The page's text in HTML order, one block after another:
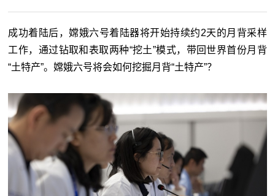
成功着陆后，嫦娥六号着陆器将开始持续约2天的月背采样
工作，通过钻取和表取两种“挖土”模式，带回世界首份月背
“土特产”。嫦娥六号将会如何挖掘月背“土特产”？